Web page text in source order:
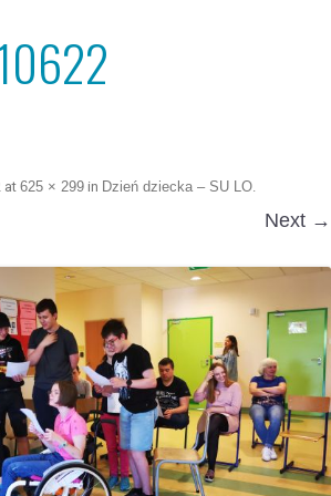
at 625 × 299 in Dzień dziecka – SU LO.
Next →